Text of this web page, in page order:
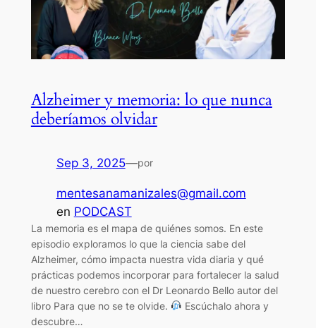
Alzheimer y memoria: lo que nunca
deberíamos olvidar
Sep 3, 2025—por
mentesanamanizales@gmail.com
en PODCAST
La memoria es el mapa de quiénes somos. En este
episodio exploramos lo que la ciencia sabe del
Alzheimer, cómo impacta nuestra vida diaria y qué
prácticas podemos incorporar para fortalecer la salud
de nuestro cerebro con el Dr Leonardo Bello autor del
libro Para que no se te olvide.
Escúchalo ahora y
descubre…